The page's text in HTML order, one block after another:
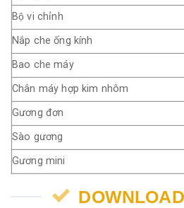
Bộ vi chỉnh
Nắp che ống kính
Bao che máy
Chân máy hợp kim nhôm
Gương đơn
Sào gương
Gương mini